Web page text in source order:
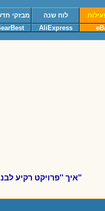
לוח שנה מבזקי
AliExpress
"איך ''פרויקט רקיע